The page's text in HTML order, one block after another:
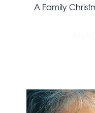
A Family